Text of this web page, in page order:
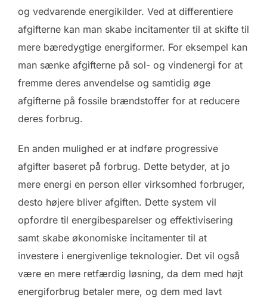
og vedvarende energikilder. Ved at differentiere
afgifterne kan man skabe incitamenter til at skifte til
mere bæredygtige energiformer. For eksempel kan
man sænke afgifterne på sol- og vindenergi for at
fremme deres anvendelse og samtidig øge
afgifterne på fossile brændstoffer for at reducere
deres forbrug.
En anden mulighed er at indføre progressive
afgifter baseret på forbrug. Dette betyder, at jo
mere energi en person eller virksomhed forbruger,
desto højere bliver afgiften. Dette system vil
opfordre til energibesparelser og effektivisering
samt skabe økonomiske incitamenter til at
investere i energivenlige teknologier. Det vil også
være en mere retfærdig løsning, da dem med højt
energiforbrug betaler mere, og dem med lavt